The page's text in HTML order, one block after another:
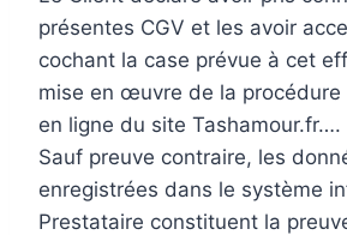
présentes CGV et les avoir
cochant la case prévue à cet
mise en œuvre de la procédure
en ligne du site Tashamour.fr….
Sauf preuve contraire, les
enregistrées dans le système
Prestataire constituent la